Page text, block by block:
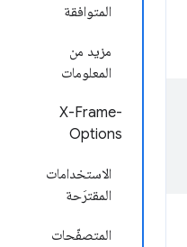
المتوافقة
مزيد من
المعلومات
X-Frame-
Options
الاستخدامات
المقترَحة
المتصفّحات